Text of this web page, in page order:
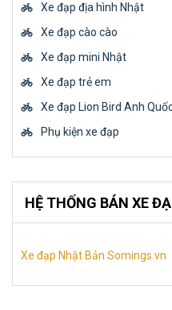
Xe đạp địa hình Nhật
Xe đạp cào cào
Xe đạp mini Nhật
Xe đạp trẻ em
Xe đạp Lion Bird Anh
Phụ kiện xe đạp
HỆ THỐNG BÁN XE
Xe đạp Nhật Bản Somings.vn